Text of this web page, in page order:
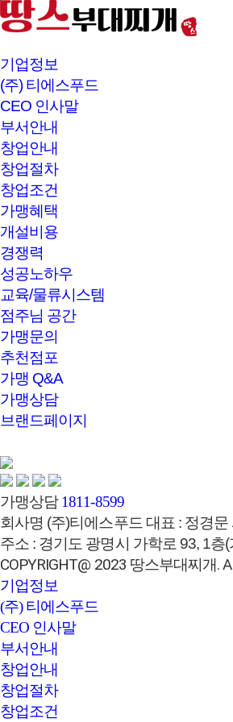
본문바로가기
기업정보
(주) 티에스푸드
CEO 인사말
부서안내
창업안내
창업절차
창업조건
가맹혜택
개설비용
경쟁력
성공노하우
교육/물류시스템
점주님 공간
가맹문의
추천점포
가맹 Q&A
가맹상담
브랜드페이지
가맹상담 1811-8599
회사명 (주)티에스푸드 대표 : 정경문
주소 : 경기도 광명시 가학로 93, 1층
COPYRIGHT@ 2023 땅스부대찌개.
기업정보
(주) 티에스푸드
CEO 인사말
부서안내
창업안내
창업절차
창업조건